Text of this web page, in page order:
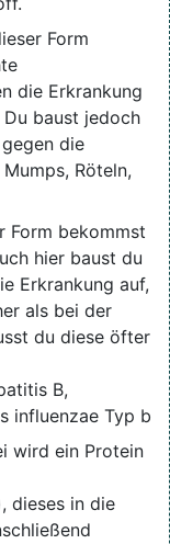
Form
die Erkrankung
baust jedoch
die
Röteln,
Form bekommst
hier baust du
Erkrankung auf,
als bei der
du diese öfter
B,
influenzae Typ b
wird ein Protein
dieses in die